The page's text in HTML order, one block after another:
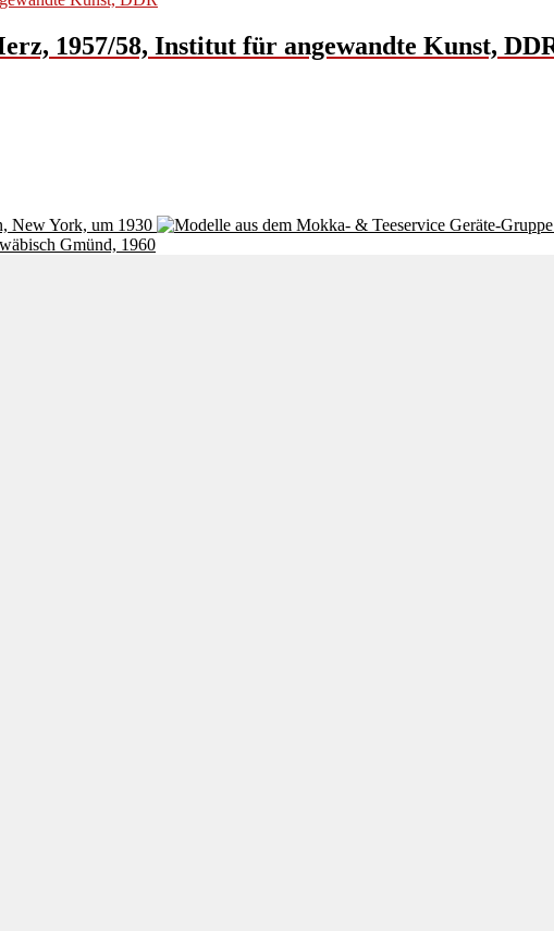
1957/58, Institut für angewandte Kunst,
New York, um 1930
Gmünd, 1960